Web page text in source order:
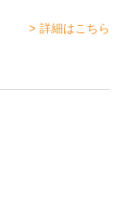
> 詳細はこちら